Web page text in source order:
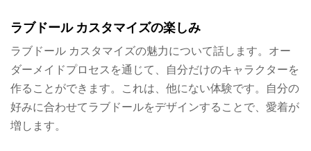
ラブドール カスタマイズの楽しみ
ラブドール カスタマイズの魅力について話します。オー
ダーメイドプロセスを通じて、自分だけのキャラクターを
作ることができます。これは、他にない体験です。自分の
好みに合わせてラブドールをデザインすることで、愛着が
増します。